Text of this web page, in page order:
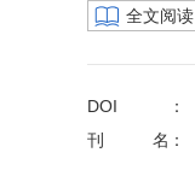
全文阅读
DOI
刊名